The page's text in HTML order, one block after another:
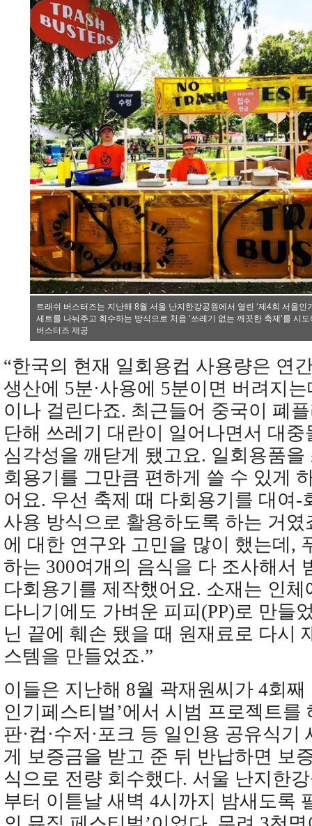
트래쉬 버스터즈는 지난해 8월 서울 난지한강공원에서 열린 ‘제4회 서울인
세트를 나눠주고 회수하는 방식으로 처음 ‘쓰레기 없는 깨끗한 축제’를 시
버스터즈 제공
“한국의 현재 일회용컵 사용량은 연
생산에 5분·사용에 5분이면 버려지
이나 걸린다죠. 최근들어 중국이 폐
단해 쓰레기 대란이 일어나면서 대
심각성을 깨닫게 됐고요. 일회용품
회용기를 그만큼 편하게 쓸 수 있게
어요. 우선 축제 때 다회용기를 대여-
사용 방식으로 활용하도록 하는 거
에 대한 연구와 고민을 많이 했는데,
하는 300여개의 음식을 다 조사해서
다회용기를 제작했어요. 소재는 인
다니기에도 가벼운 피피(PP)로 만들
닌 끝에 훼손 됐을 때 원재료로 다시
스템을 만들었죠.”
이들은 지난해 8월 곽재원씨가 4회째
인기페스티벌’에서 시범 프로젝트를
판·컵·수저·포크 등 일인용 공유식기
게 보증금을 받고 준 뒤 반납하면 보
식으로 전량 회수했다. 서울 난지한
부터 이튿날 새벽 4시까지 밤새도록